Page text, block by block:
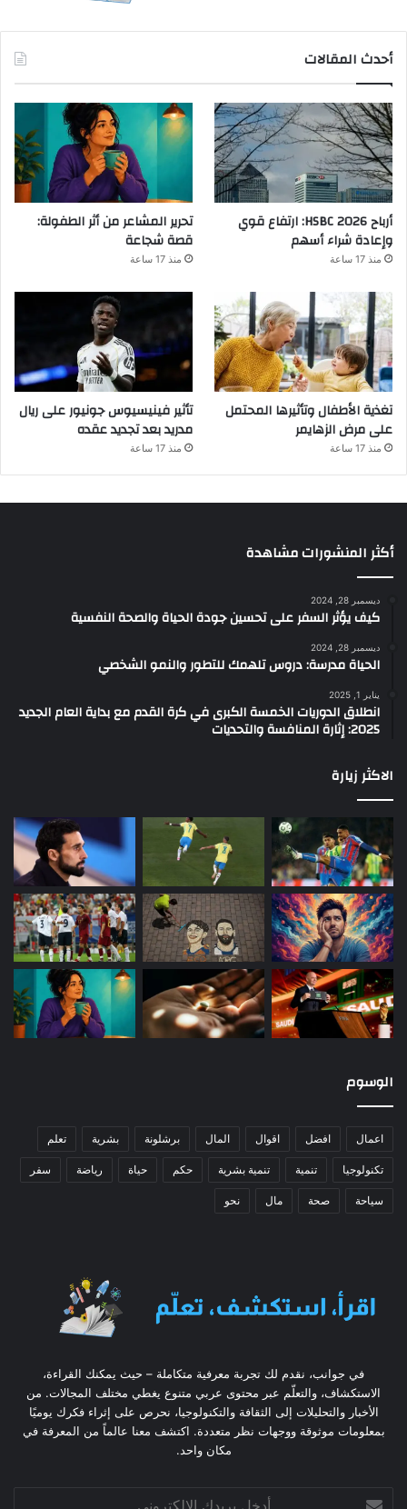
أحدث المقالات
أرباح HSBC 2026: ارتفاع قوي
وإعادة شراء أسهم
منذ 17 ساعة
تحرير المشاعر من أثر الطفولة:
قصة شجاعة
منذ 17 ساعة
تغذية الأطفال وتأثيرها المحتمل
على مرض الزهايمر
منذ 17 ساعة
تأثير فينيسيوس جونيور على ريال
مدريد بعد تجديد عقده
منذ 17 ساعة
أكثر المنشورات مشاهدة
ديسمبر 28, 2024
كيف يؤثر السفر على تحسين جودة الحياة والصحة النفسية
ديسمبر 28, 2024
الحياة مدرسة: دروس تلهمك للتطور والنمو الشخصي
يناير 1, 2025
انطلاق الدوريات الخمسة الكبرى في كرة القدم مع بداية العام الجديد
2025: إثارة المنافسة والتحديات
الاكثر زيارة
الوسوم
اعمال افضل اقوال المال برشلونة بشرية تعلم
تكنولوجيا تنمية تنمية بشرية حكم حياة رياضة سفر
سياحة صحة مال نحو
في جوانب، نقدم لك تجربة معرفية متكاملة – حيث يمكنك القراءة،
الاستكشاف، والتعلّم عبر محتوى عربي متنوع يغطي مختلف المجالات. من
الأخبار والتحليلات إلى الثقافة والتكنولوجيا، نحرص على إثراء فكرك يوميًا
بمعلومات موثوقة ووجهات نظر متعددة. اكتشف معنا عالماً من المعرفة في
مكان واحد.